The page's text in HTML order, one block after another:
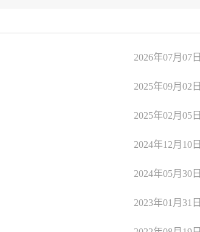
2026年07月07日
2025年09月02日
2025年02月05日
2024年12月10日
2024年05月30日
2023年01月31日